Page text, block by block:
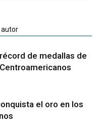
autor
de medallas de
el oro en los